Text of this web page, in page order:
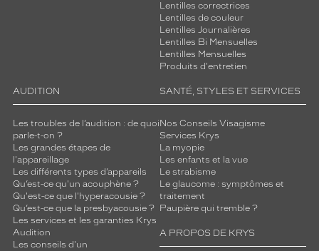
Lentilles correctrices
Lentilles de couleur
Lentilles Journalières
Lentilles Bi Mensuelles
Lentilles Mensuelles
Produits d'entretien
AUDITION
Les troubles de l’audition : de quoi
parle-t-on ?
Les grandes étapes de
l'appareillage
Les différents types d’appareils
Qu’est-ce qu'un acouphène ?
Qu'est-ce que l'hyperacousie ?
Qu’est-ce que la presbyacousie ?
Les services et les garanties Krys
Audition
Les conseils d'un
SANTÉ, STYLES ET SERVICES
Nos Conseils Visagisme
Services Krys
La myopie
Les enfants et la vue
Le strabisme
Le glaucome : symptômes et
traitement
Paupière qui tremble ?
A PROPOS DE KRYS